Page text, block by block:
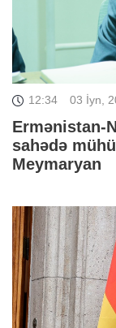
12:34 03 İyn,
Ermənistan-
sahədə
Meymaryan